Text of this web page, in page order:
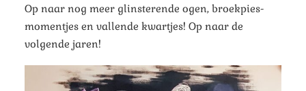
Op naar nog meer glinsterende ogen, broekpies-
momentjes en vallende kwartjes! Op naar de
volgende jaren!